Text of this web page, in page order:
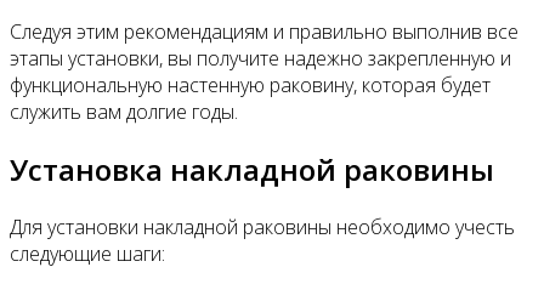
Следуя этим рекомендациям и правильно выполнив все
этапы установки, вы получите надежно закрепленную и
функциональную настенную раковину, которая будет
служить вам долгие годы.
Установка накладной раковины
Для установки накладной раковины необходимо учесть
следующие шаги: